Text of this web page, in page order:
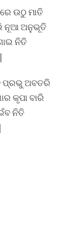
ଉଠୁ ମାତି
ନୂଆ ଅନୁଭୂତି
ନିତି
ପ୍ରଭୁ ଅବତରି
କୃପା ବାରି
ନିତି